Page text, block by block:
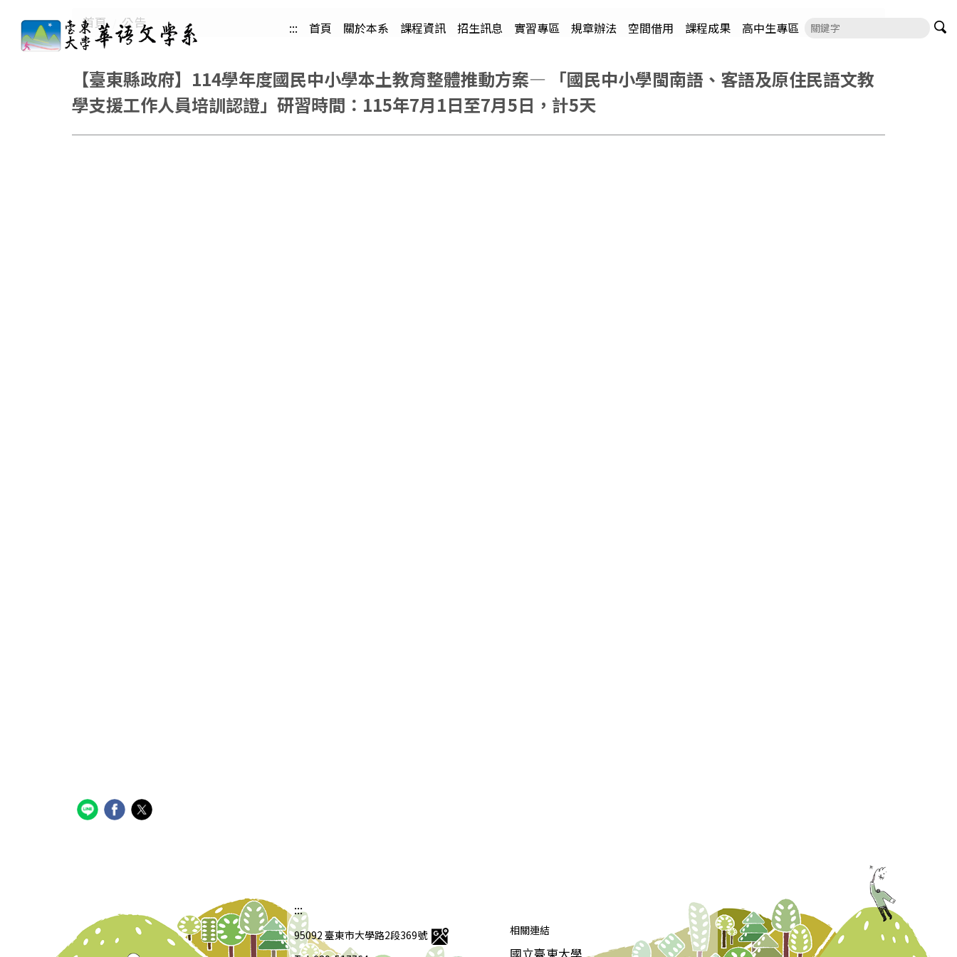
::: 首頁 關於本系 課程資訊 招生訊息 實習專區 規章辦法 空間借用 課程成果 高中生專區
首頁 公告
【臺東縣政府】114學年度國民中小學本土教育整體推動方案— 「國民中小學閩南語、客語及原住民語文教
學支援工作人員培訓認證」研習時間：115年7月1日至7月5日，計5天
:::
95092 臺東市大學路2段369號
相關連結
國立臺東大學